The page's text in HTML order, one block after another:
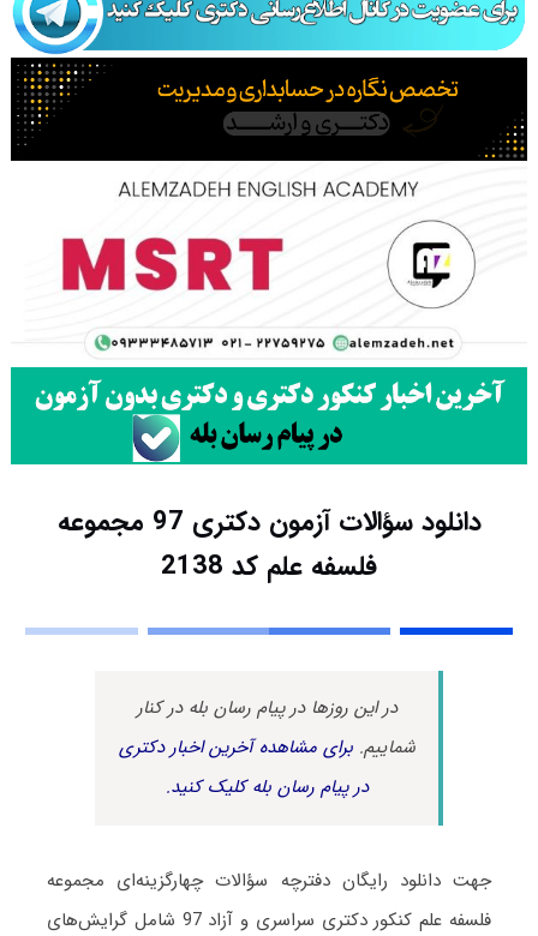
دانلود سؤالات آزمون دکتری 97 مجموعه
فلسفه علم کد 2138
در این روزها در پیام رسان بله در کنار
شماییم.برای مشاهده آخرین اخبار دکتری
در پیام رسان بله کلیک کنید.
جهت دانلود رایگان دفترچه سؤالات چهارگزینه‌ای مجموعه
فلسفه علم کنکور دکتری سراسری و آزاد 97 شامل گرایش‌های